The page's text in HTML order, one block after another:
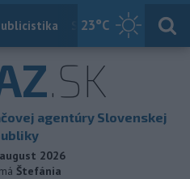
23°C
Slovensko
.SK
agentúry Slovenskej
august 2026
Štefánia